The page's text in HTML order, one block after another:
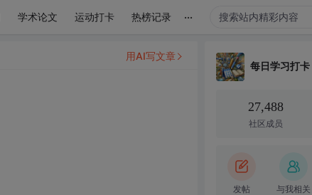
学术论文 运动打卡 热榜记录 ...
用AI写文章
每日学习打卡
27,488
社区成员
发帖 与我相关